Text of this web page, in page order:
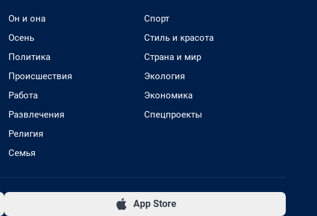
Он и она
Осень
Политика
Происшествия
Работа
Развлечения
Религия
Семья
Спорт
Стиль и красота
Страна и мир
Экология
Экономика
Спецпроекты
App Store